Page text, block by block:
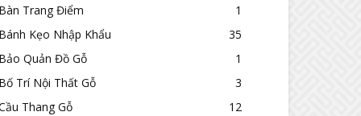
Trang Điểm
1
Kẹo Nhập Khẩu
35
Quản Đồ Gỗ
1
Trí Nội Thất Gỗ
3
Thang Gỗ
12